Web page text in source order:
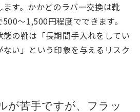
す。かかどのラバー交換は靴
〜1,500円程度でできます。
の靴は「長期間手入れをしてい
い」という印象を与えるリスク
が苦手ですが、フラッ